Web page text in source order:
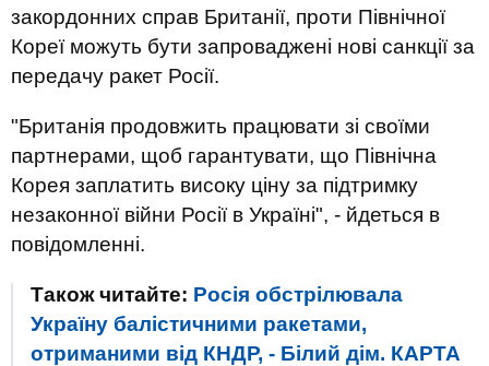
закордонних справ Британії, проти Північної
Кореї можуть бути запроваджені нові санкції за
передачу ракет Росії.
"Британія продовжить працювати зі своїми
партнерами, щоб гарантувати, що Північна
Корея заплатить високу ціну за підтримку
незаконної війни Росії в Україні", - йдеться в
повідомленні.
Також читайте: Росія обстрілювала
Україну балістичними ракетами,
отриманими від КНДР, - Білий дім. КАРТА